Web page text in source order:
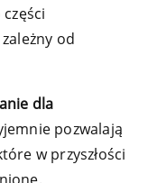
od
dla
pozwalają
w przyszłości